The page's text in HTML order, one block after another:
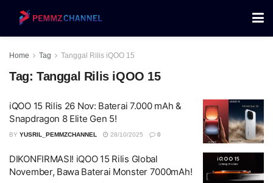
Home Tag Tanggal Rilis iQOO 15
Tag: Tanggal Rilis iQOO 15
iQOO 15 Rilis 26 Nov: Baterai 7.000 mAh &
Snapdragon 8 Elite Gen 5!
BY YUSRIL_PEMMZCHANNEL 28/10/2025 0
DIKONFIRMASI! iQOO 15 Rilis Global
November, Bawa Baterai Monster 7000mAh!